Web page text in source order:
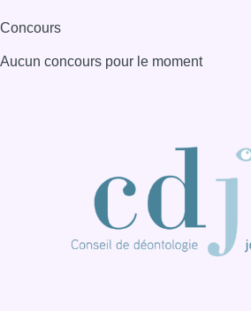
Concours
Aucun concours pour le moment